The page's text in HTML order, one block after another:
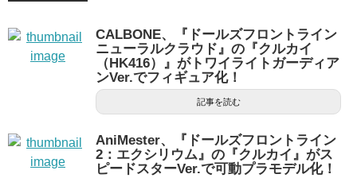
CALBONE、『ドールズフロントライン
ニューラルクラウド』の『クルカイ
（HK416）』がトワイライトガーディア
ンVer.でフィギュア化！
記事を読む
AniMester、『ドールズフロントライン
2：エクシリウム』の『クルカイ』がス
ピードスターVer.で可動プラモデル化！